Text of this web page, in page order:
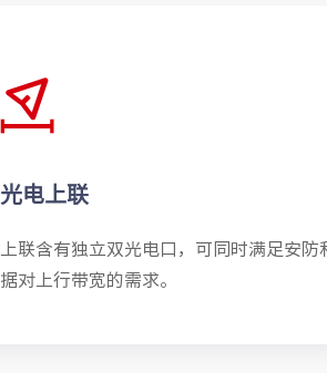
光电上联
上联含有独立双光电口，可同时满足安
据对上行带宽的需求。